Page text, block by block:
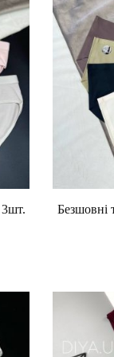
3шт. Безшовні